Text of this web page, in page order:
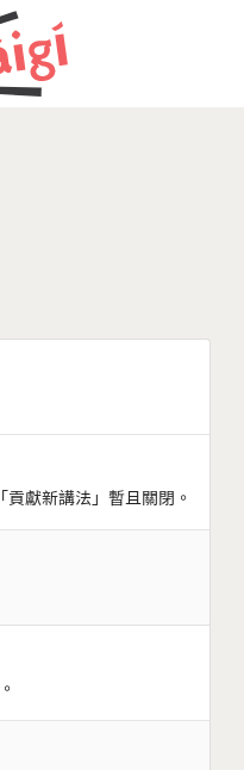
獻新講法」暫且關閉。